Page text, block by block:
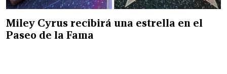
Miley Cyrus recibirá una estrella en el
Paseo de la Fama